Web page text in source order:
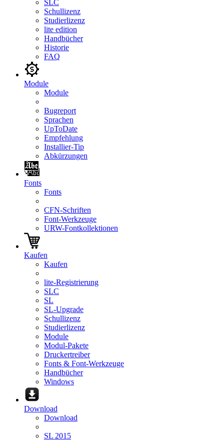
SLC
Schullizenz
Studierlizenz
lite edition
Handbücher
Historie
FAQ
Module
Module
Bugreport
Sprachen
UpToDate
Empfehlung
Installier-Tip
Abkürzungen
Fonts
Fonts
CFN-Schriften
Font-Werkzeuge
URW-Fontkollektionen
Kaufen
Kaufen
lite-Registrierung
SLC
SL
SL-Upgrade
Schullizenz
Studierlizenz
Module
Modul-Pakete
Druckertreiber
Fonts & Font-Werkzeuge
Handbücher
Windows
Download
Download
SL 2015